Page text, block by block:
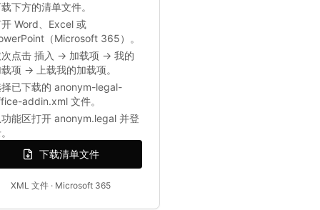
下方的清单文件。
Word、Excel 或
（Microsoft 365）。
点击 插入 → 加载项 → 我的
项 → 上载我的加载项。
已下载的 anonym-legal-
addin.xml 文件。
能区打开 anonym.legal 并登
下载清单文件
XML 文件 · Microsoft 365